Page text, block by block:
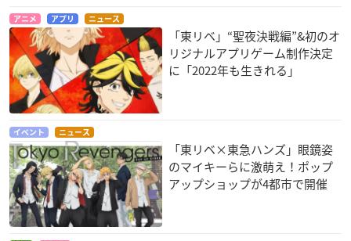
アニメ アプリ ニュース
「東リベ」“聖夜決戦編”&初のオ
リジナルアプリゲーム制作決定
に「2022年も生きれる」
イベント ニュース
「東リベ×東急ハンズ」眼鏡姿
のマイキーらに激萌え！ポップ
アップショップが4都市で開催